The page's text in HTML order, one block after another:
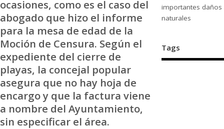
ocasiones, como es el caso del
abogado que hizo el informe
para la mesa de edad de la
Moción de Censura. Según el
expediente del cierre de
playas, la concejal popular
asegura que no hay hoja de
encargo y que la factura viene
a nombre del Ayuntamiento,
sin especificar el área.
importantes daños
naturales
Tags